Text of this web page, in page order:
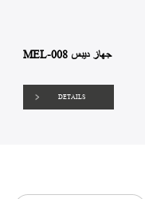
MEL-008 جهاز ديبس
DETAILS